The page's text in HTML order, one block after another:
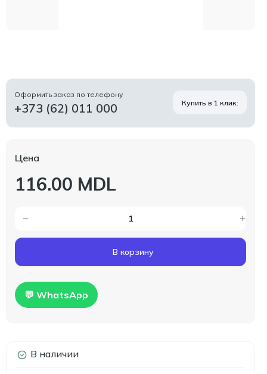
Оформить заказ по телефону
+373 (62) 011 000 Купить в 1 клик:
Цена
116.00 MDL
В корзину
💬 WhatsApp
В наличии